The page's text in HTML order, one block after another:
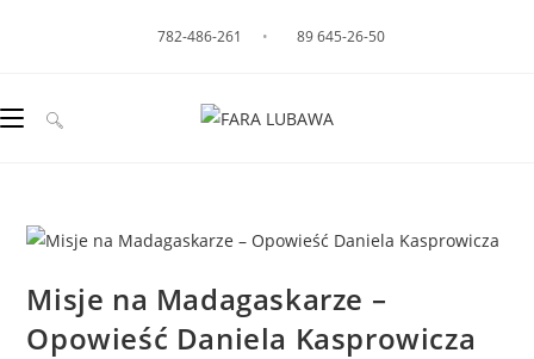
782-486-261 • 89 645-26-50
Misje na Madagaskarze –
Opowieść Daniela Kasprowicza